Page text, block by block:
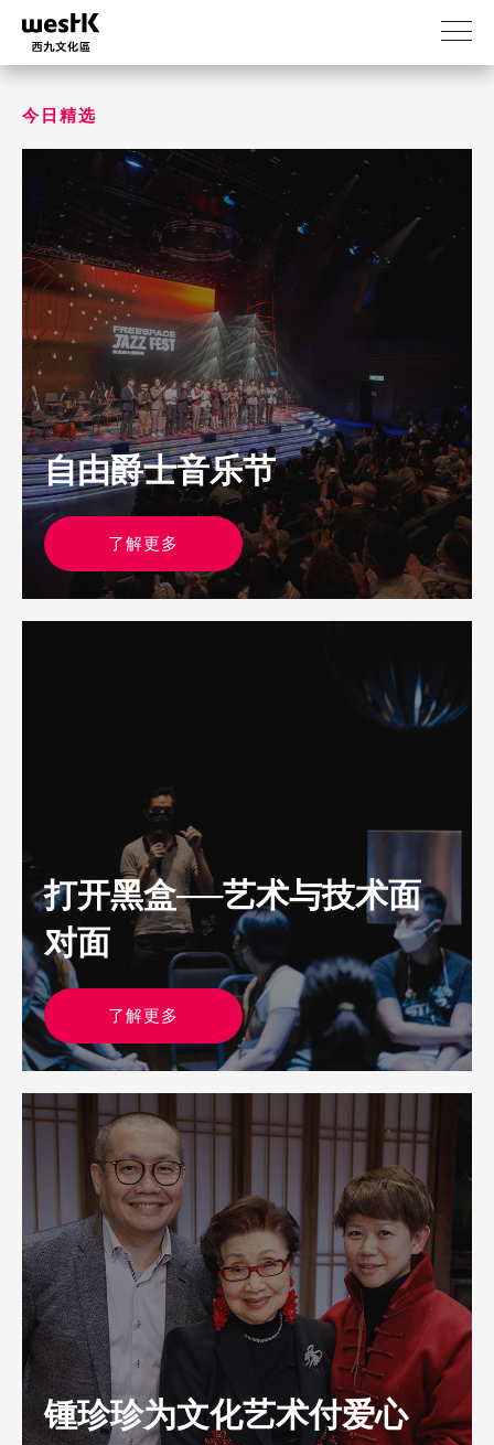
到
今日精选
自由爵士音乐节
了解更多
打开黑盒──艺术与技术面
对面
了解更多
锺珍珍为文化艺术付爱心